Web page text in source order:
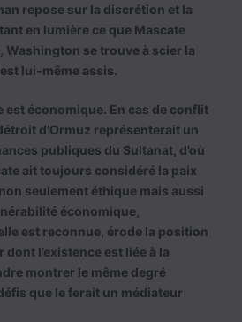
repose sur la discrétion et la
en lumière ce que Mascate
Washington se trouve à scier la
lui-même assis.
est économique. En cas de conflit
d’Ormuz représenterait un
publiques du Sultanat, d’où
ait toujours considéré la paix
seulement éthique mais aussi
économique,
est reconnue, érode la position
l’existence est liée à la
montrer le même degré
que le ferait un médiateur